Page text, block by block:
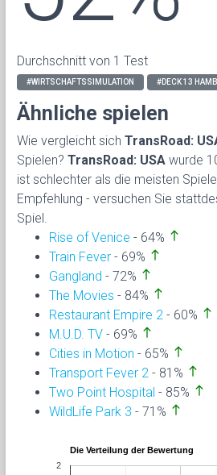
Durchschnitt von 1 Test
#WIRTSCHAFTSSIMULATION #DECK 13
Ähnliche spielen
Wie vergleicht sich TransRoad:
Spielen? TransRoad: USA wurde
ist schlechter als die meisten
Empfehlung - versuchen Sie
Spiel.
Rise of Venice - 64% north
Train Fever - 69% north
Gangland - 72% north
The Movies - 84% north
Restaurant Empire 2 - 60% north
M.U.D. TV - 69% north
Cities in Motion - 65% north
Transport Fever 2 - 81% north
Two Point Hospital - 85% north
WildLife Park 3 - 71% north
Die Verteilung der Bewertung
2